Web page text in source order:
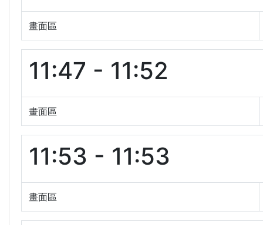
畫面區
11:47 - 11:52
畫面區
11:53 - 11:53
畫面區